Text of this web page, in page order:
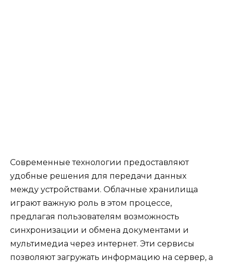
Современные технологии предоставляют
удобные решения для передачи данных
между устройствами. Облачные хранилища
играют важную роль в этом процессе,
предлагая пользователям возможность
синхронизации и обмена документами и
мультимедиа через интернет. Эти сервисы
позволяют загружать информацию на сервер, а